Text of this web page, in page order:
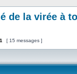
de la virée à
1 [ 15 messages ]